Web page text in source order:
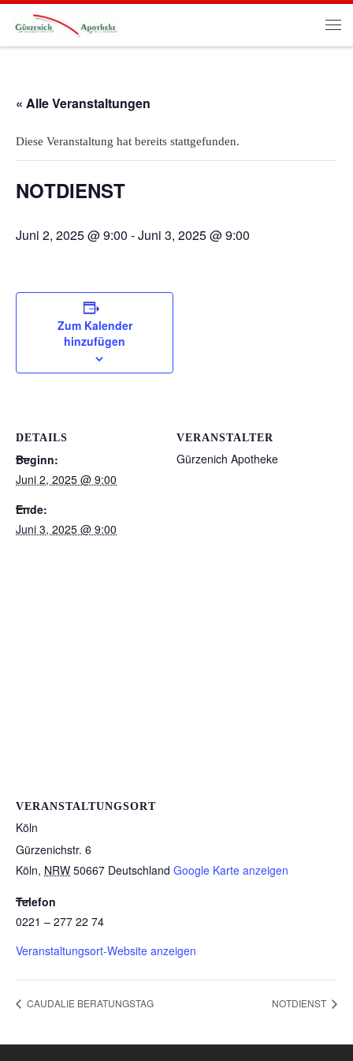
Zum Inhalt springen
« Alle Veranstaltungen
Diese Veranstaltung hat bereits stattgefunden.
NOTDIENST
Juni 2, 2025 @ 9:00 -Juni 3, 2025 @ 9:00
Zum Kalender
hinzufügen
DETAILS
Beginn:
Juni 2, 2025 @ 9:00
Ende:
Juni 3, 2025 @ 9:00
VERANSTALTER
Gürzenich Apotheke
VERANSTALTUNGSORT
Köln
Gürzenichstr. 6
Köln, NRW 50667 Deutschland Google Karte anzeigen
Telefon
0221 – 277 22 74
Veranstaltungsort-Website anzeigen
CAUDALIE BERATUNGSTAG NOTDIENST